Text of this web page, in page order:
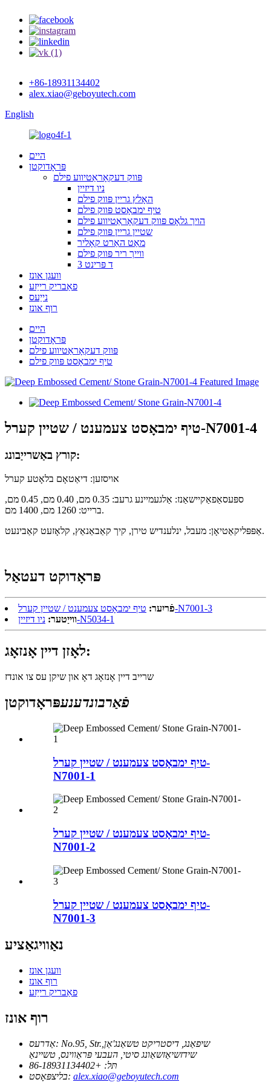
+86-18931134402
alex.xiao@geboyutech.com
English
היים
פּראָדוקטן
פּווק דעקאָראַטיווע פילם
ניו דיזיין
האָלץ גריין פּווק פילם
טיף ימבאָסט פּווק פילם
הויך גלאָס פּווק דעקאָראַטיווע פילם
שטיין גריין פּווק פילם
מאַט האַרט קאָליר
ווייך ריר פּווק פילם
3 ד פּרינט
וועגן אונז
פאַבריק רייַזע
נייַעס
רוף אונז
היים
פּראָדוקטן
פּווק דעקאָראַטיווע פילם
טיף ימבאָסט פּווק פילם
טיף ימבאָסט צעמענט / שטיין קערל-N7001-4
קורץ באַשרייַבונג:
אויסזען: דיאַטאָם בלאָטע קערל
ספּעסאַפאַקיישאַנז: אַלגעמיינע גרעב: 0.35 מם, 0.40 מם, 0.45 מם,
ברייט: 1260 מם, 1400 מם.
אַפּפּליקאַטיאָן: מעבל, ינלענדיש טירן, קיך קאַבאַנאַץ, קלאָזעט קאַבינעט.
פּראָדוקט דעטאַל
פֿריִער:טיף ימבאָסט צעמענט / שטיין קערל-N7001-3
ווייַטער:ניו דיזיין-N5034-1
לאָזן דיין אָנזאָג:
שרייב דיין אָנזאָג דאָ און שיקן עס צו אונדז
פֿאַרבונדענעפּראָדוקטן
טיף ימבאָסט צעמענט / שטיין קערל-
N7001-1
טיף ימבאָסט צעמענט / שטיין קערל-
N7001-2
טיף ימבאָסט צעמענט / שטיין קערל-
N7001-3
נאַוויגאַציע
וועגן אונז
רוף אונז
פאַבריק רייַזע
רוף אונז
אַדרעס: No.95, Str.שיפאַנג, דיסטריקט טשאַנג'אַן,
שידזשיאַזשאַונג סיטי, העבעי פּראַווינס, טשיינאַ
תּל: +86-18931134402
בליצפּאָסט: alex.xiao@geboyutech.com